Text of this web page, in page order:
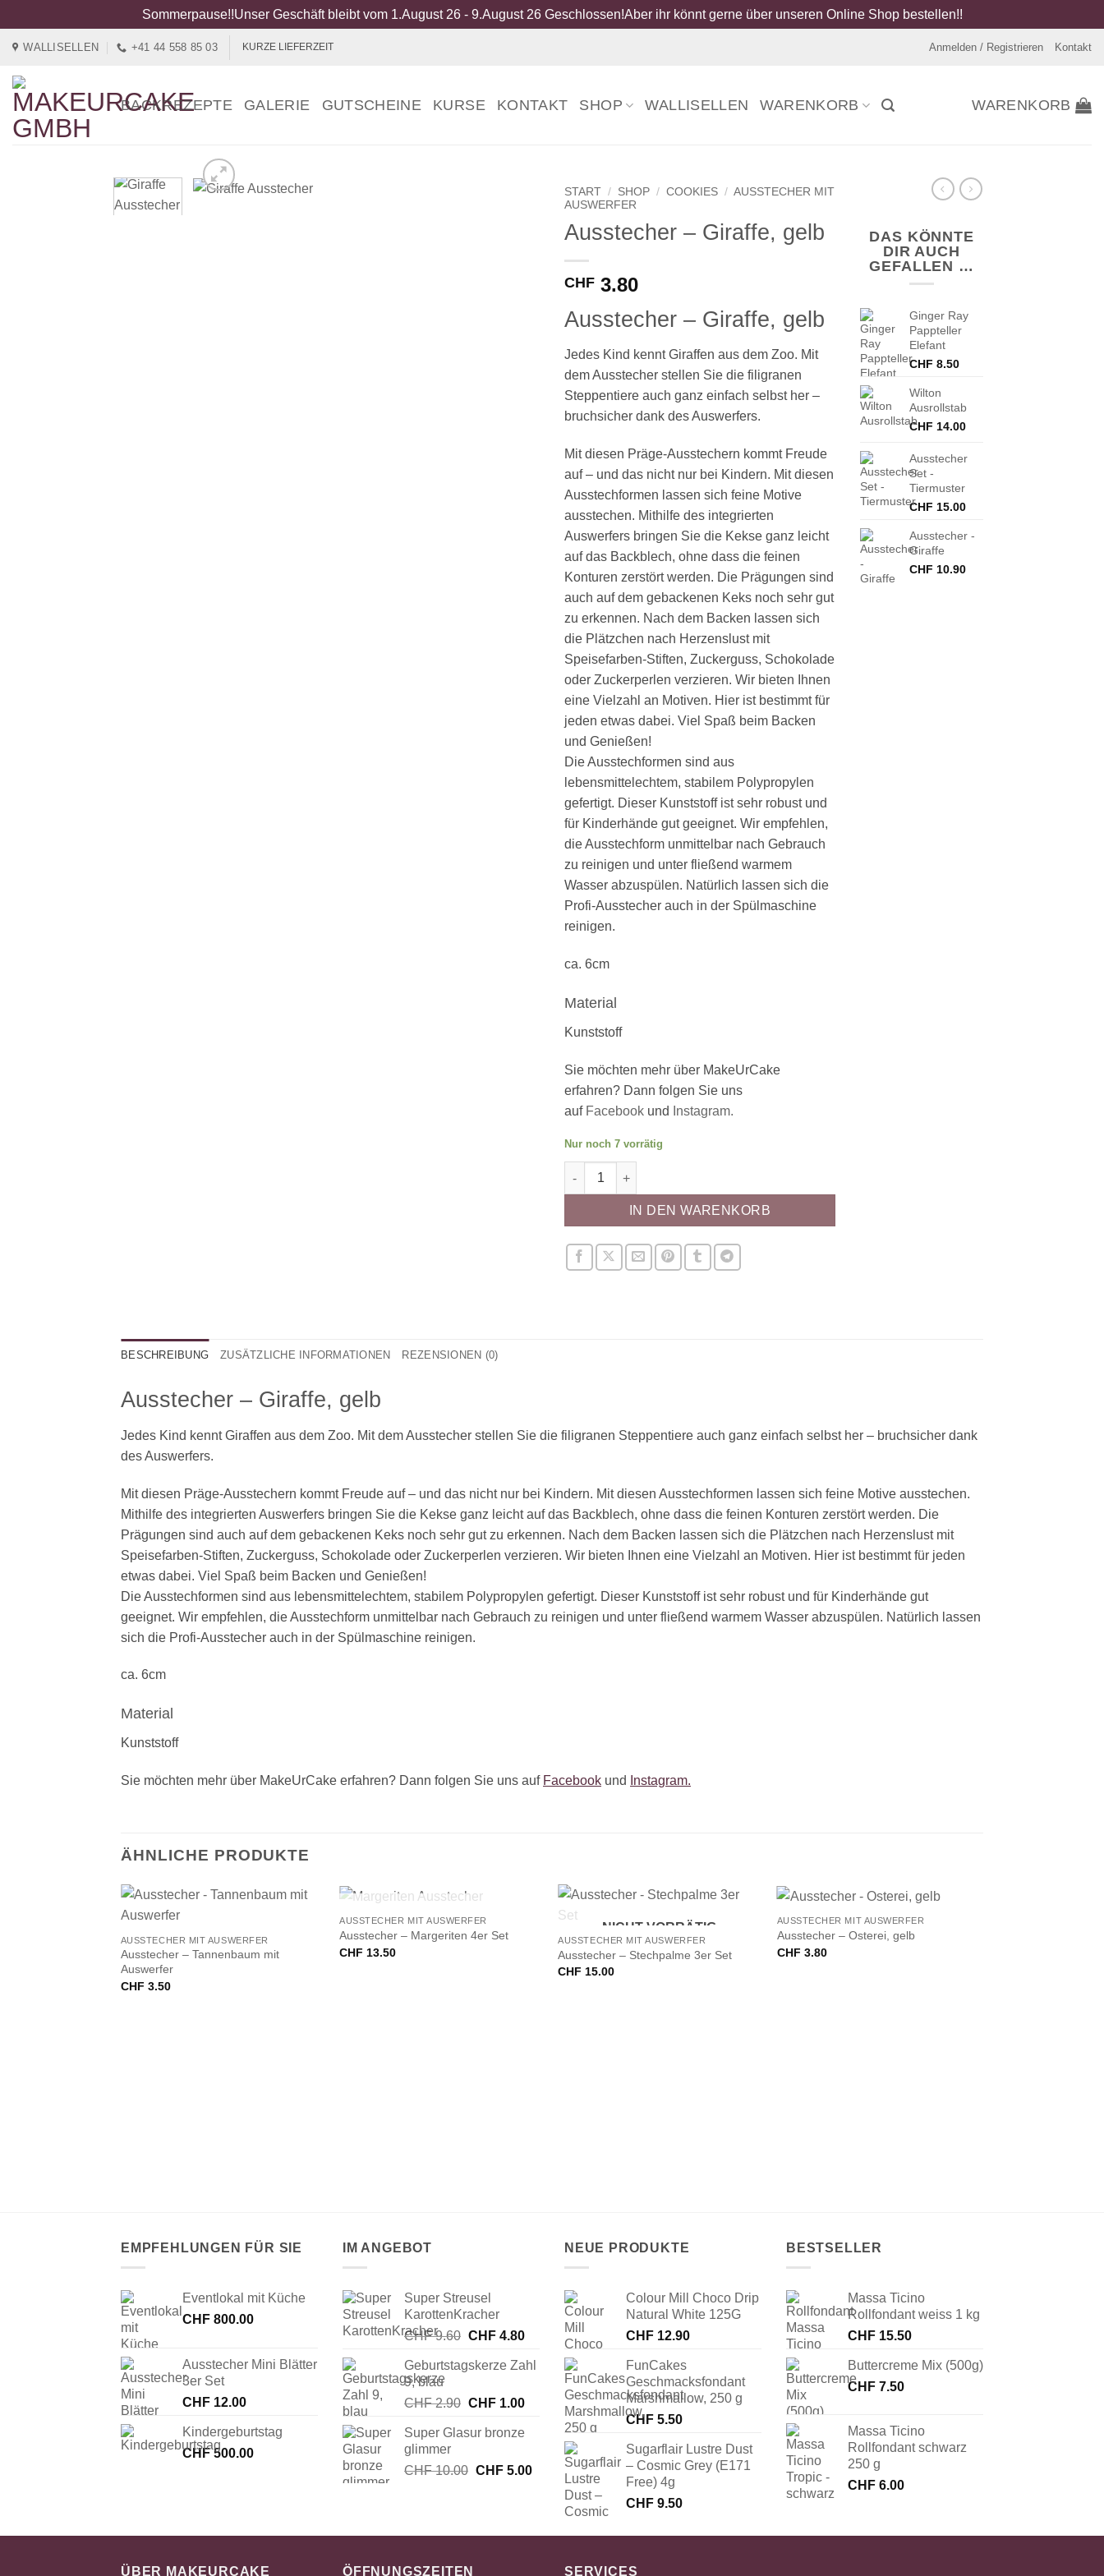
Sommerpause!!Unser Geschäft bleibt vom 1.August 26 - 9.August 26 Geschlossen!Aber ihr könnt gerne über unseren Online Shop bestellen!!
springen
WALLISELLEN +41 44 558 85 03 KURZE LIEFERZEIT Anmelden / Registrieren Kontakt
BACKREZEPTE GALERIE GUTSCHEINE KURSE KONTAKT SHOP WALLISELLEN WARENKORB WARENKORB
START / SHOP / COOKIES / AUSSTECHER MIT
AUSWERFER
Ausstecher – Giraffe, gelb
CHF 3.80
Ausstecher – Giraffe, gelb
Jedes Kind kennt Giraffen aus dem Zoo. Mit
dem Ausstecher stellen Sie die filigranen
Steppentiere auch ganz einfach selbst her –
bruchsicher dank des Auswerfers.
Mit diesen Präge-Ausstechern kommt Freude
auf – und das nicht nur bei Kindern. Mit diesen
Ausstechformen lassen sich feine Motive
ausstechen. Mithilfe des integrierten
Auswerfers bringen Sie die Kekse ganz leicht
auf das Backblech, ohne dass die feinen
Konturen zerstört werden. Die Prägungen sind
auch auf dem gebackenen Keks noch sehr gut
zu erkennen. Nach dem Backen lassen sich
die Plätzchen nach Herzenslust mit
Speisefarben-Stiften, Zuckerguss, Schokolade
oder Zuckerperlen verzieren. Wir bieten Ihnen
eine Vielzahl an Motiven. Hier ist bestimmt für
jeden etwas dabei. Viel Spaß beim Backen
und Genießen!
Die Ausstechformen sind aus
lebensmittelechtem, stabilem Polypropylen
gefertigt. Dieser Kunststoff ist sehr robust und
für Kinderhände gut geeignet. Wir empfehlen,
die Ausstechform unmittelbar nach Gebrauch
zu reinigen und unter fließend warmem
Wasser abzuspülen. Natürlich lassen sich die
Profi-Ausstecher auch in der Spülmaschine
reinigen.
ca. 6cm
Material
Kunststoff
Sie möchten mehr über MakeUrCake
erfahren? Dann folgen Sie uns
auf Facebook und Instagram.
Nur noch 7 vorrätig
Ausstecher - Giraffe, gelb Menge
IN DEN WARENKORB
DAS KÖNNTE
DIR AUCH
GEFALLEN …
Ginger Ray
Pappteller
Elefant
CHF 8.50
Wilton
Ausrollstab
CHF 14.00
Ausstecher
Set -
Tiermuster
CHF 15.00
Ausstecher -
Giraffe
CHF 10.90
BESCHREIBUNG ZUSÄTZLICHE INFORMATIONEN REZENSIONEN (0)
Ausstecher – Giraffe, gelb
Jedes Kind kennt Giraffen aus dem Zoo. Mit dem Ausstecher stellen Sie die filigranen Steppentiere auch ganz einfach selbst her – bruchsicher dank
des Auswerfers.
Mit diesen Präge-Ausstechern kommt Freude auf – und das nicht nur bei Kindern. Mit diesen Ausstechformen lassen sich feine Motive ausstechen.
Mithilfe des integrierten Auswerfers bringen Sie die Kekse ganz leicht auf das Backblech, ohne dass die feinen Konturen zerstört werden. Die
Prägungen sind auch auf dem gebackenen Keks noch sehr gut zu erkennen. Nach dem Backen lassen sich die Plätzchen nach Herzenslust mit
Speisefarben-Stiften, Zuckerguss, Schokolade oder Zuckerperlen verzieren. Wir bieten Ihnen eine Vielzahl an Motiven. Hier ist bestimmt für jeden
etwas dabei. Viel Spaß beim Backen und Genießen!
Die Ausstechformen sind aus lebensmittelechtem, stabilem Polypropylen gefertigt. Dieser Kunststoff ist sehr robust und für Kinderhände gut
geeignet. Wir empfehlen, die Ausstechform unmittelbar nach Gebrauch zu reinigen und unter fließend warmem Wasser abzuspülen. Natürlich lassen
sich die Profi-Ausstecher auch in der Spülmaschine reinigen.
ca. 6cm
Material
Kunststoff
Sie möchten mehr über MakeUrCake erfahren? Dann folgen Sie uns auf Facebook und Instagram.
ÄHNLICHE PRODUKTE
AUSSTECHER MIT AUSWERFER
Ausstecher – Tannenbaum mit
Auswerfer
CHF 3.50
+
NICHT VORRÄTIG
AUSSTECHER MIT AUSWERFER
Ausstecher – Margeriten 4er Set
CHF 13.50
NICHT VORRÄTIG
AUSSTECHER MIT AUSWERFER
Ausstecher – Stechpalme 3er Set
CHF 15.00
AUSSTECHER MIT AUSWERFER
Ausstecher – Osterei, gelb
CHF 3.80
EMPFEHLUNGEN FÜR SIE
Eventlokal mit Küche
CHF 800.00
Ausstecher Mini Blätter
3er Set
CHF 12.00
Kindergeburtstag
CHF500.00
IM ANGEBOT
Super Streusel
KarottenKracher
CHF9.60 Ursprünglicher
war:
CHF4.80Aktueller
ist:
CHF 4.80.
Geburtstagskerze Zahl
9, blau
CHF2.90 Ursprünglicher
war:
CHF1.00Aktueller
ist:
CHF 1.00.
Super Glasur bronze
glimmer
CHF10.00 Ursprünglicher
CHF5.00Aktueller
NEUE PRODUKTE
Colour Mill Choco Drip
Natural White 125G
CHF 12.90
FunCakes
Geschmacksfondant
Marshmallow, 250 g
CHF 5.50
Sugarflair Lustre Dust
– Cosmic Grey (E171
Free) 4g
CHF 9.50
BESTSELLER
Massa Ticino
Rollfondant weiss 1 kg
CHF 15.50
Buttercreme Mix (500g)
CHF 7.50
Massa Ticino
Rollfondant schwarz
250 g
CHF 6.00
ÜBER MAKEURCAKE ÖFFNUNGSZEITEN SERVICES